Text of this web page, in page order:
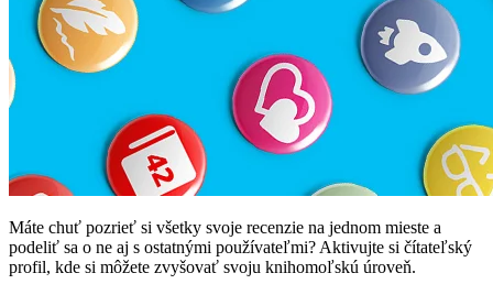
Máte chuť pozrieť si všetky svoje recenzie na jednom mieste a
podeliť sa o ne aj s ostatnými používateľmi? Aktivujte si čítateľský
profil, kde si môžete zvyšovať svoju knihomoľskú úroveň.